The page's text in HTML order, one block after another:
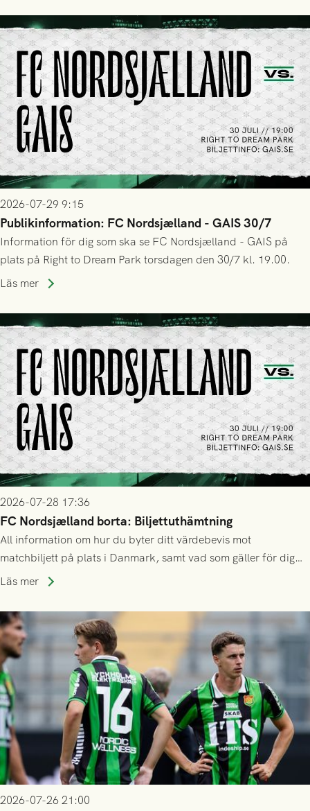
2026-07-29 9:15
Publikinformation: FC Nordsjælland - GAIS 30/7
Information för dig som ska se FC Nordsjælland - GAIS på
plats på Right to Dream Park torsdagen den 30/7 kl. 19.00.
Läs mer
2026-07-28 17:36
FC Nordsjælland borta: Biljettuthämtning
All information om hur du byter ditt värdebevis mot
matchbiljett på plats i Danmark, samt vad som gäller för dig
som står på reservlista eller fått förhinder.
Läs mer
2026-07-26 21:00